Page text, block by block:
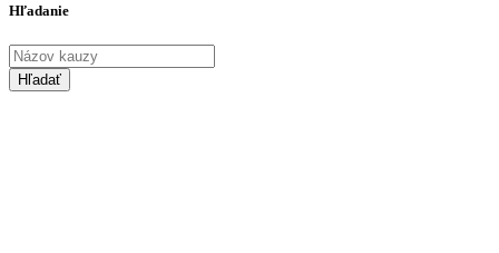
Hľadanie